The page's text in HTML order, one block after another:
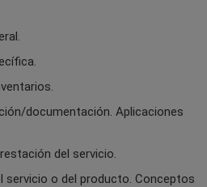
documentación. Aplicaciones
del servicio.
servicio o del producto. Conceptos